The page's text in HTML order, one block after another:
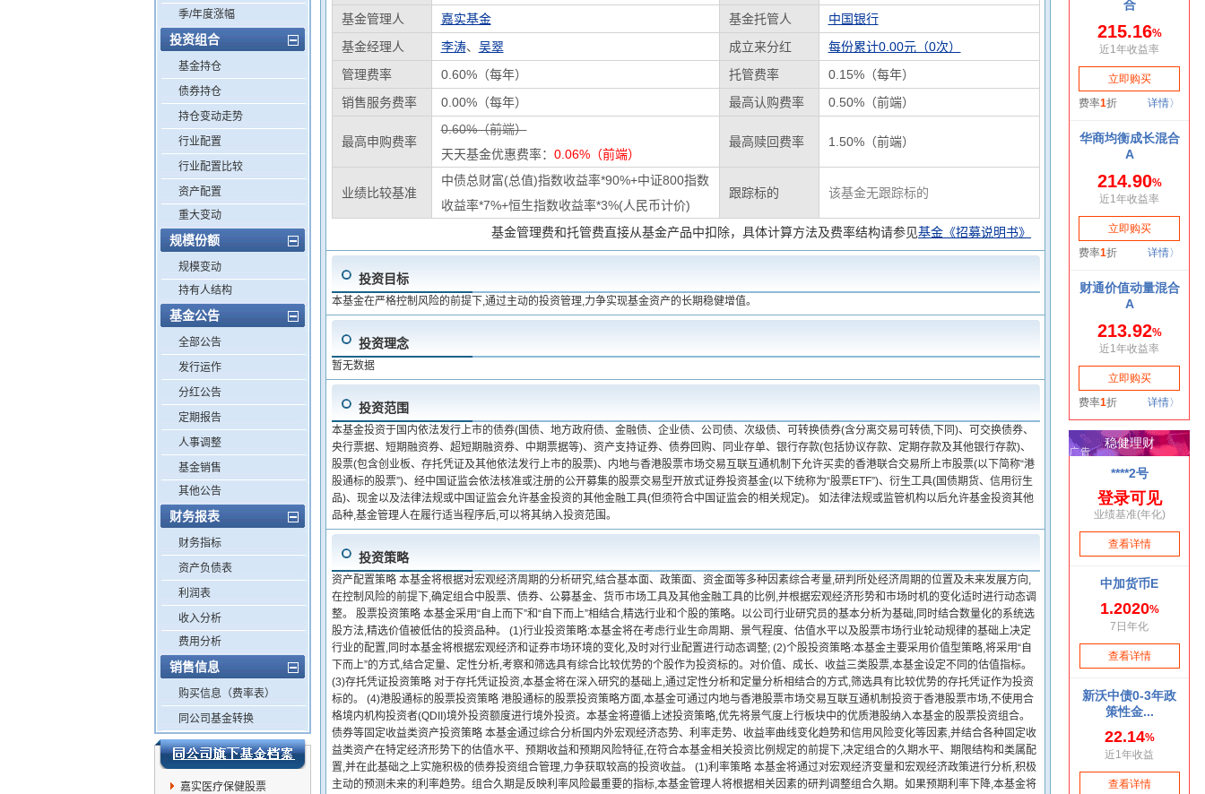
季/年度涨幅
投资组合
基金持仓
债券持仓
持仓变动走势
行业配置
行业配置比较
资产配置
重大变动
规模份额
规模变动
持有人结构
基金公告
全部公告
发行运作
分红公告
定期报告
人事调整
基金销售
其他公告
财务报表
财务指标
资产负债表
利润表
收入分析
费用分析
销售信息
购买信息（费率表）
同公司基金转换
嘉实医疗保健股票
基金管理人
嘉实基金 基金托管人
中国银行
基金经理人
李涛、 吴翠 成立来分红
每份累计0.00元（0次）
管理费率
0.60%（每年） 托管费率
0.15%（每年）
销售服务费率
0.00%（每年） 最高认购费率 0.50%（前端）
最高申购费率
0.60%（前端）
天天基金优惠费率： 0.06%（前端）
最高赎回费率 1.50%（前端）
业绩比较基准
中债总财富(总值)指数收益率*90%+中证800指数
收益率*7%+恒生指数收益率*3%(人民币计价)
跟踪标的 该基金无跟踪标的
基金管理费和托管费直接从基金产品中扣除，具体计算方法及费率结构请参见基金《招募说明书》
投资目标
本基金在严格控制风险的前提下,通过主动的投资管理,力争实现基金资产的长期稳健增值。
投资理念
暂无数据
投资范围
本基金投资于国内依法发行上市的债券(国债、地方政府债、金融债、企业债、公司债、次级债、可转换债券(含分离交易可转债,下同)、可交换债券、
央行票据、短期融资券、超短期融资券、中期票据等)、资产支持证券、债券回购、同业存单、银行存款(包括协议存款、定期存款及其他银行存款)、
股票(包含创业板、存托凭证及其他依法发行上市的股票)、内地与香港股票市场交易互联互通机制下允许买卖的香港联合交易所上市股票(以下简称“港
股通标的股票”)、经中国证监会依法核准或注册的公开募集的股票交易型开放式证券投资基金(以下统称为“股票ETF”)、衍生工具(国债期货、信用衍生
品)、现金以及法律法规或中国证监会允许基金投资的其他金融工具(但须符合中国证监会的相关规定)。 如法律法规或监管机构以后允许基金投资其他
品种,基金管理人在履行适当程序后,可以将其纳入投资范围。
投资策略
资产配置策略 本基金将根据对宏观经济周期的分析研究,结合基本面、政策面、资金面等多种因素综合考量,研判所处经济周期的位置及未来发展方向,
在控制风险的前提下,确定组合中股票、债券、公募基金、货币市场工具及其他金融工具的比例,并根据宏观经济形势和市场时机的变化适时进行动态调
整。 股票投资策略 本基金采用“自上而下”和“自下而上”相结合,精选行业和个股的策略。以公司行业研究员的基本分析为基础,同时结合数量化的系统选
股方法,精选价值被低估的投资品种。 (1)行业投资策略:本基金将在考虑行业生命周期、景气程度、估值水平以及股票市场行业轮动规律的基础上决定
行业的配置,同时本基金将根据宏观经济和证券市场环境的变化,及时对行业配置进行动态调整; (2)个股投资策略:本基金主要采用价值型策略,将采用“自
下而上”的方式,结合定量、定性分析,考察和筛选具有综合比较优势的个股作为投资标的。对价值、成长、收益三类股票,本基金设定不同的估值指标。
(3)存托凭证投资策略 对于存托凭证投资,本基金将在深入研究的基础上,通过定性分析和定量分析相结合的方式,筛选具有比较优势的存托凭证作为投资
标的。 (4)港股通标的股票投资策略 港股通标的股票投资策略方面,本基金可通过内地与香港股票市场交易互联互通机制投资于香港股票市场,不使用合
格境内机构投资者(QDII)境外投资额度进行境外投资。本基金将遵循上述投资策略,优先将景气度上行板块中的优质港股纳入本基金的股票投资组合。
债券等固定收益类资产投资策略 本基金通过综合分析国内外宏观经济态势、利率走势、收益率曲线变化趋势和信用风险变化等因素,并结合各种固定收
益类资产在特定经济形势下的估值水平、预期收益和预期风险特征,在符合本基金相关投资比例规定的前提下,决定组合的久期水平、期限结构和类属配
置,并在此基础之上实施积极的债券投资组合管理,力争获取较高的投资收益。 (1)利率策略 本基金将通过对宏观经济变量和宏观经济政策进行分析,积极
主动的预测未来的利率趋势。组合久期是反映利率风险最重要的指标,本基金管理人将根据相关因素的研判调整组合久期。如果预期利率下降,本基金将